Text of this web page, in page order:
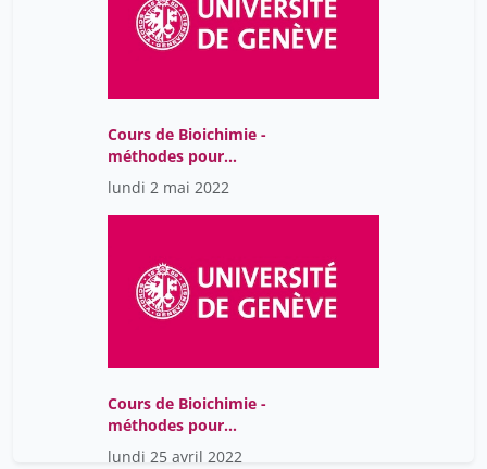
Cours de Bioichimie -
méthodes pour
biologistes
lundi 2 mai 2022
Cours de Bioichimie -
méthodes pour
biologistes
lundi 25 avril 2022